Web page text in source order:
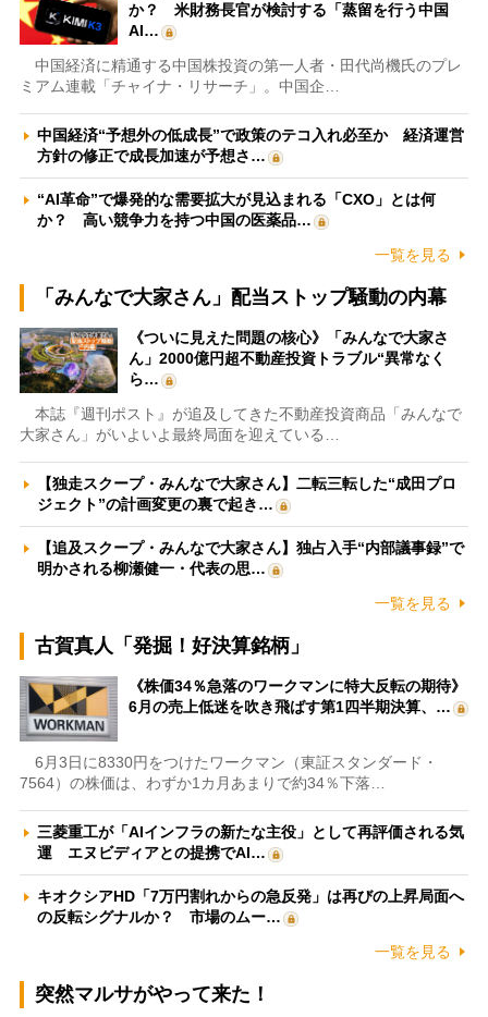
か？ 米財務長官が検討する「蒸留を行う中国
AI…
中国経済に精通する中国株投資の第一人者・田代尚機氏のプレ
ミアム連載「チャイナ・リサーチ」。中国企…
中国経済“予想外の低成長”で政策のテコ入れ必至か 経済運営
方針の修正で成長加速が予想さ…
“AI革命”で爆発的な需要拡大が見込まれる「CXO」とは何
か？ 高い競争力を持つ中国の医薬品…
一覧を見る
「みんなで大家さん」配当ストップ騒動の内幕
《ついに見えた問題の核心》「みんなで大家さ
ん」2000億円超不動産投資トラブル“異常なく
ら…
本誌『週刊ポスト』が追及してきた不動産投資商品「みんなで
大家さん」がいよいよ最終局面を迎えている…
【独走スクープ・みんなで大家さん】二転三転した“成田プロ
ジェクト”の計画変更の裏で起き…
【追及スクープ・みんなで大家さん】独占入手“内部議事録”で
明かされる柳瀬健一・代表の思…
一覧を見る
古賀真人「発掘！好決算銘柄」
《株価34％急落のワークマンに特大反転の期待》
6月の売上低迷を吹き飛ばす第1四半期決算、…
6月3日に8330円をつけたワークマン（東証スタンダード・
7564）の株価は、わずか1カ月あまりで約34％下落…
三菱重工が「AIインフラの新たな主役」として再評価される気
運 エヌビディアとの提携でAI…
キオクシアHD「7万円割れからの急反発」は再びの上昇局面へ
の反転シグナルか？ 市場のムー…
一覧を見る
突然マルサがやって来た！